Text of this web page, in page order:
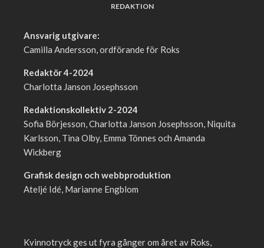
REDAKTION
Ansvarig utgivare:
Camilla Andersson, ordförande för Roks
Redaktör 4-2024
Charlotta Janson Josephsson
Redaktionskollektiv 2-2024
Sofia Börjesson, Charlotta Janson Josephsson, Niquita
Karlsson, Tina Olby, Emma Tönnes och Amanda
Wickberg
Grafisk design och webbproduktion
Ateljé Idé, Marianne Engblom
Kvinnotryck ges ut fyra gånger om året av Roks,